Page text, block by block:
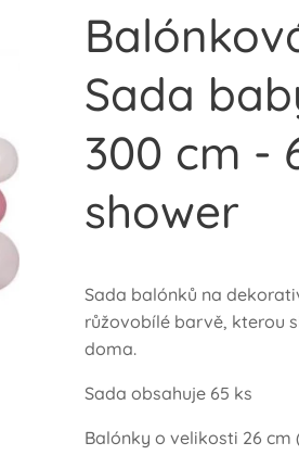
Sada
300 cm -
shower
Sada balónků na
růžovobílé barvě, kterou
doma.
Sada obsahuje 65 ks
Balónky o velikosti 26 cm